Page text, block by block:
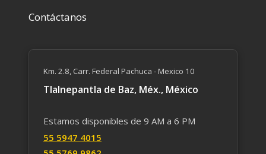
Contáctanos
Km. 2.8, Carr. Federal Pachuca - Mexico 10
Tlalnepantla de Baz, Méx., México
Estamos disponibles de 9 AM a 6 PM
55 59​47 4015